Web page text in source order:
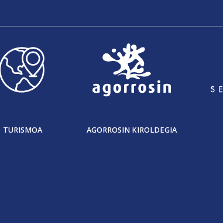
TURISMOA AGORROSIN KIROLDEGIA